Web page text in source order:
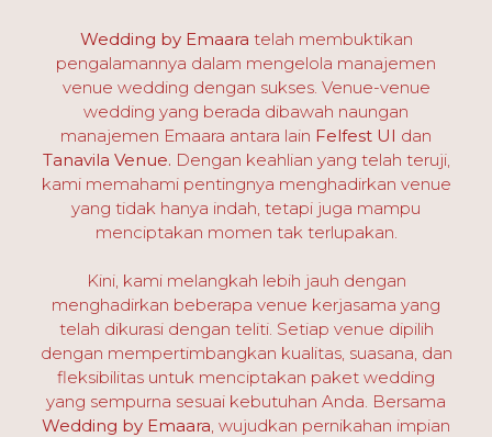
Wedding by Emaara telah membuktikan
pengalamannya dalam mengelola manajemen
venue wedding dengan sukses. Venue-venue
wedding yang berada dibawah naungan
manajemen Emaara antara lain Felfest UI dan
Tanavila Venue. Dengan keahlian yang telah teruji,
kami memahami pentingnya menghadirkan venue
yang tidak hanya indah, tetapi juga mampu
menciptakan momen tak terlupakan.
Kini, kami melangkah lebih jauh dengan
menghadirkan beberapa venue kerjasama yang
telah dikurasi dengan teliti. Setiap venue dipilih
dengan mempertimbangkan kualitas, suasana, dan
fleksibilitas untuk menciptakan paket wedding
yang sempurna sesuai kebutuhan Anda. Bersama
Wedding by Emaara, wujudkan pernikahan impian